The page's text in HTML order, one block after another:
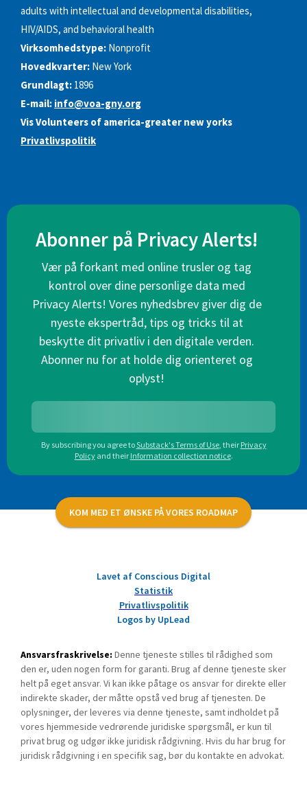
adults with intellectual and developmental disabilities,
HIV/AIDS, and behavioral health
Virksomhedstype: Nonprofit
Hovedkvarter: New York
Grundlagt: 1896
E-mail: info@voa-gny.org
Vis Volunteers of america-greater new yorks
Privatlivspolitik
Abonner på Privacy Alerts!
Vær på forkant med online trusler og tag
kontrol over dine personlige data med
Privacy Alerts! Vores nyhedsbrev giver dig de
nyeste ekspertråd, tips og tricks til at
beskytte dit privatliv i den digitale verden.
Abonner nu for at holde dig orienteret og
oplyst!
By subscribing you agree toSubstack's Terms of Use, their Privacy
Policy and their Information collection notice.
KOM MED ET ØNSKE PÅ VORES ROADMAP
Lavet af Conscious Digital
Statistik
Privatlivspolitik
Logos by UpLead
Ansvarsfraskrivelse: Denne tjeneste stilles til rådighed som
den er, uden nogen form for garanti. Brug af denne tjeneste sker
helt på eget ansvar. Vi kan ikke påtage os ansvar for direkte eller
indirekte skader, der måtte opstå ved brug af tjenesten. De
oplysninger, der leveres via denne tjeneste, samt indholdet på
vores hjemmeside vedrørende juridiske spørgsmål, er kun til
privat brug og udgør ikke juridisk rådgivning. Hvis du har brug for
juridisk rådgivning i en specifik sag, bør du kontakte en advokat.